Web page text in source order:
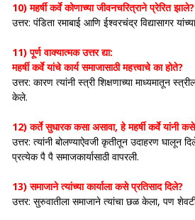
10) महर्षी कर्वे कोणाच्या जीवनचरित्राने प्रेरित झाले?
उत्तर: पंडिता रमाबाई आणि ईश्वरचंद्र विद्यासागर
11) पूर्ण वाक्यात्मक उत्तर द्या:
महर्षी कर्वे यांचे कार्य समाजासाठी महत्त्वाचे का होते?
उत्तर: कारण त्यांनी स्त्री शिक्षणाच्या माध्यमातून
केले.
12) कर्ते सुधारक कसा असावा, हे महर्षी कर्वे यांनी
उत्तर: त्यांनी बोलण्याऐवजी कृतीतून उदाहरण घालून
प्रत्येक पै पै समाजकार्यासाठी वापरली.
13) समाजाने त्यांच्या कार्याला कसे प्रतिसाद दिले?
उत्तर: सुरुवातीला समाजाने त्यांचा छळ केला, पण